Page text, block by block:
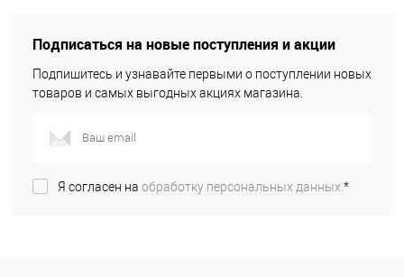
Подписаться на новые поступления и акции
Подпишитесь и узнавайте первыми о поступлении новых
товаров и самых выгодных акциях магазина.
Я согласен на обработку персональных данных.*